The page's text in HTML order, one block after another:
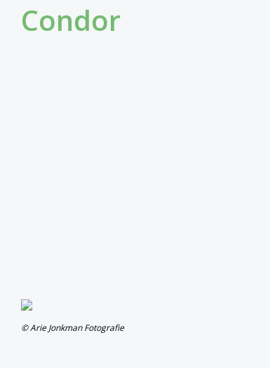
Condor
© Arie Jonkman Fotografie